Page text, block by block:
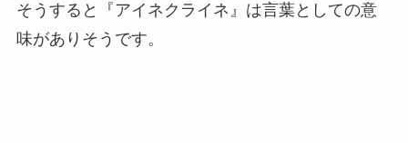
そうすると『アイネクライネ』は言葉としての意
味がありそうです。